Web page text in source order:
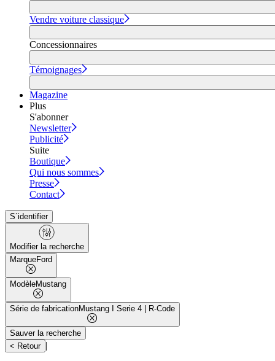
Vendre voiture classique
Concessionnaires
Témoignages
Magazine
Plus
S'abonner
Newsletter
Publicité
Suite
Boutique
Qui nous sommes
Presse
Contact
S´identifier
Modifier la recherche
MarqueFord
ModèleMustang
Série de fabricationMustang I Serie 4 | R-Code
Sauver la recherche
< Retour |